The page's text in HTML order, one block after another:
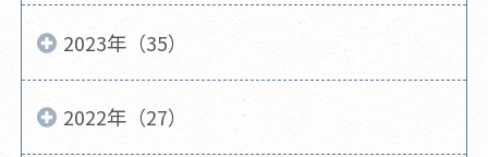
2023年（35）
2022年（27）